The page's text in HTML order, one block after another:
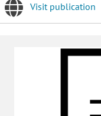
Visit publication